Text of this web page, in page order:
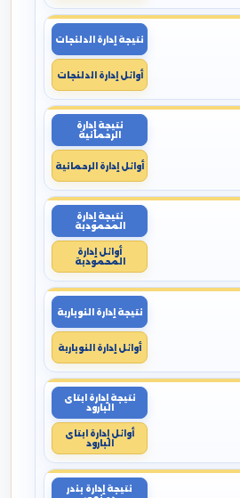
نتيجة إدارة الدلنجات
أوائل إدارة الدلنجات
نتيجة إدارة
الرحمانية
أوائل إدارة الرحمانية
نتيجة إدارة
المحمودية
أوائل إدارة
المحمودية
نتيجة إدارة النوبارية
أوائل إدارة النوبارية
نتيجة إدارة ايتاى
البارود
أوائل إدارة ايتاى
البارود
نتيجة إدارة بندر